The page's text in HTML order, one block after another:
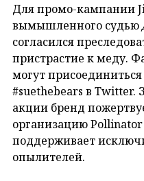
Для промо-кампании
вымышленного судью
согласился
пристрастие к меду.
могут
#suethebears в Twitter.
акции бренд
организацию
поддерживает
опылителей.